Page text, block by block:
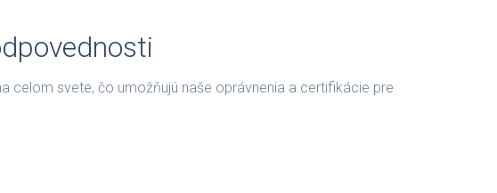
celom svete, čo umožňujú naše oprávnenia a certifikácie pre